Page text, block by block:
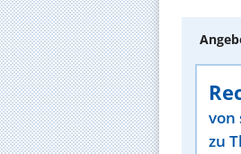
von
zu